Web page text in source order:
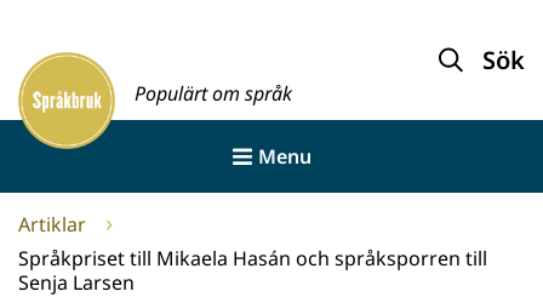
innehållet
Framsida
Populärt om språk
Sök
Menu
Artiklar
Språkpriset till Mikaela Hasán och språksporren till
Senja Larsen